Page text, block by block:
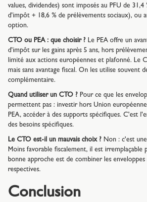
values, dividendes) sont imposés au PFU de 31,4
d'impôt + 18,6 % de prélèvements sociaux), ou
option.
CTO ou PEA : que choisir ? Le PEA offre un
d'impôt sur les gains après 5 ans, hors
limité aux actions européennes et plafonné. Le
mais sans avantage fiscal. On les utilise souvent
complémentaire.
Quand utiliser un CTO ? Pour ce que les
permettent pas : investir hors Union
PEA, accéder à des supports spécifiques. C'est
des besoins spécifiques.
Le CTO est-il un mauvais choix ? Non : c'est
Moins favorable fiscalement, il est irremplaçable
bonne approche est de combiner les
respectives.
Conclusion